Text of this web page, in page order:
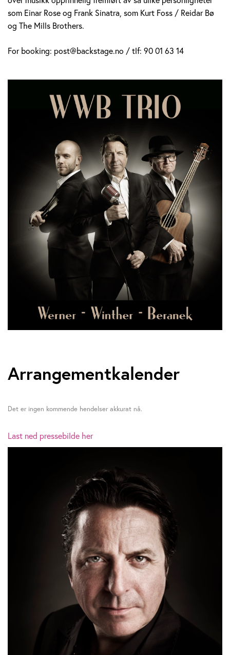
som Einar Rose og Frank Sinatra, som Kurt Foss / Reidar Bø
og The Mills Brothers.
For booking: post@backstage.no / tlf: 90 01 63 14
Arrangementkalender
Det er ingen kommende hendelser akkurat nå.
Last ned pressebilde her